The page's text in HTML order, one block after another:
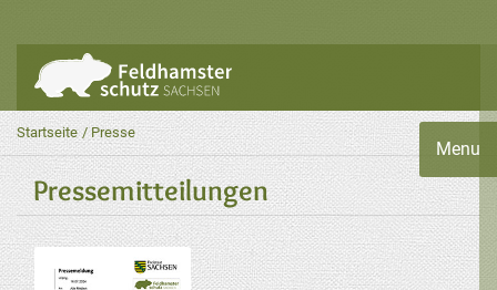
Menu
Startseite Presse
Pressemitteilungen